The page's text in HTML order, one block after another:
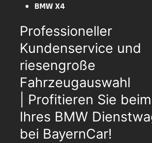
BMW X4
Professioneller
Kundenservice und
riesengroße
Fahrzeugauswahl
| Profitieren Sie
Ihres BMW
bei BayernCar!